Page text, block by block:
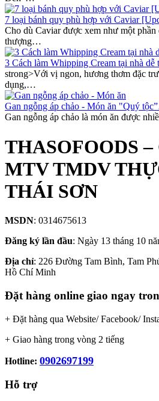
7 loại bánh quy phù hợp với Caviar
Cho dù Caviar được xem như một
thượng…
3 Cách làm Whipping Cream tại nhà
strong>Với vị ngon, hương thơm đặc
dụng,…
Gan ngỗng áp chảo - Món ăn "Quý
Gan ngỗng áp chảo là món ăn được
THASOFOODS
MTV TMDV
THÁI SƠN
MSDN: 0314675613
Đăng ký lần đầu: Ngày 13 tháng 10
Địa chỉ: 226 Đường Tam Bình, Tam
Hồ Chí Minh
Đặt hàng online giao ngay
+ Đặt hàng qua Website/ Facebook/
+ Giao hàng trong vòng 2 tiếng
Hotline: 0902697199
Hỗ trợ